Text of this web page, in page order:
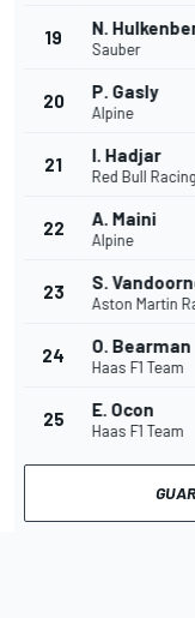
19 N.
Sauber
20 P. Gasly
Alpine
21 I. Hadjar
Red Bull Racing
22 A. Maini
Alpine
23 S.
Aston Martin
24 O. Bearman
Haas F1 Team
25 E. Ocon
Haas F1 Team